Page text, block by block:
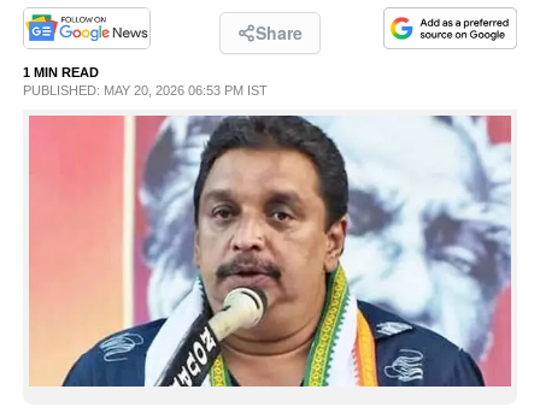
PHOTOS
LIFESTYLE
ASTRO
Share
1 MIN READ
PUBLISHED: MAY 20, 2026 06:53 PM IST